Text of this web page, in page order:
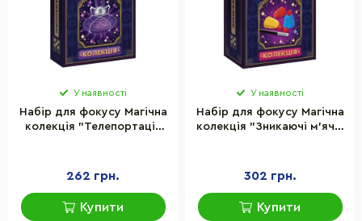
У наявності
Набір для фокусу Магічна
колекція "Телепортація
262 грн.
Купити
У наявності
Набір для фокусу Магічна
колекція "Зникаючі м’ячі"
302 грн.
Купити